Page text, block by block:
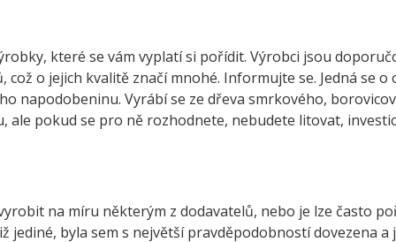
které se vám vyplatí si pořídit. Výrobci jsou
o jejich kvalitě značí mnohé. Informujte se. Jedná se o
napodobeninu. Vyrábí se ze dřeva smrkového,
ale pokud se pro ně rozhodnete, nebudete litovat,
na míru některým z dodavatelů, nebo je lze často
jediné, byla sem s největší pravděpodobností dovezena